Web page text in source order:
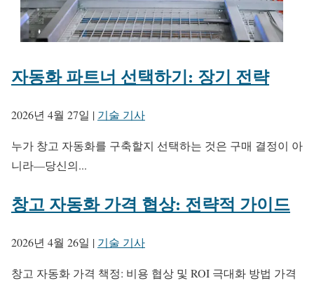
자동화 파트너 선택하기: 장기 전략
2026년 4월 27일 | 기술 기사
누가 창고 자동화를 구축할지 선택하는 것은 구매 결정이 아
니라—당신의...
창고 자동화 가격 협상: 전략적 가이드
2026년 4월 26일 | 기술 기사
창고 자동화 가격 책정: 비용 협상 및 ROI 극대화 방법 가격